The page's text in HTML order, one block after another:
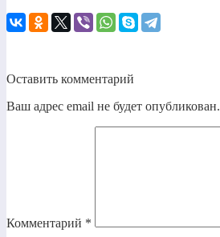
Оставить комментарий
Ваш адрес email не будет опубликован.
Комментарий *